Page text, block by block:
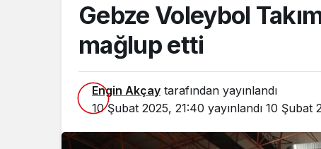
Gebze Voleybol
mağlup etti
Engin Akçay tarafından yayınlandı
10 Şubat 2025, 21:40 yayınlandı 10 Şubat